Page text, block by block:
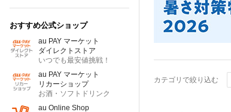
おすすめ公式ショップ
au PAY マーケット
ダイレクトストア
いつでも最安値挑戦！
au PAY マーケット
リカーショップ
お酒・ソフトドリンク
au Online Shop
カテゴリで絞り込む